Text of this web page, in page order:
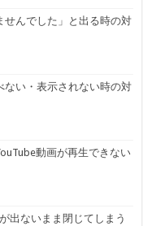
せんでした」と出る時の対
ない・表示されない時の対
動画が再生できない
出ないまま閉じてしまう